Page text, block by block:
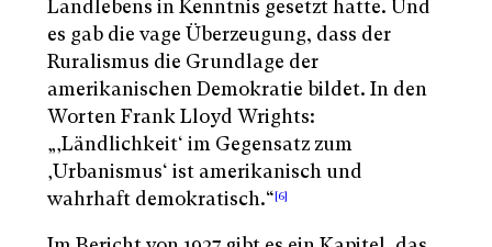
Landlebens in Kenntnis gesetzt hatte. Und
es gab die vage Überzeugung, dass der
Ruralismus die Grundlage der
amerikanischen Demokratie bildet. In den
Worten Frank Lloyd Wrights:
„‚Ländlichkeit‘ im Gegensatz zum
‚Urbanismus‘ ist amerikanisch und
wahrhaft demokratisch.“[6]